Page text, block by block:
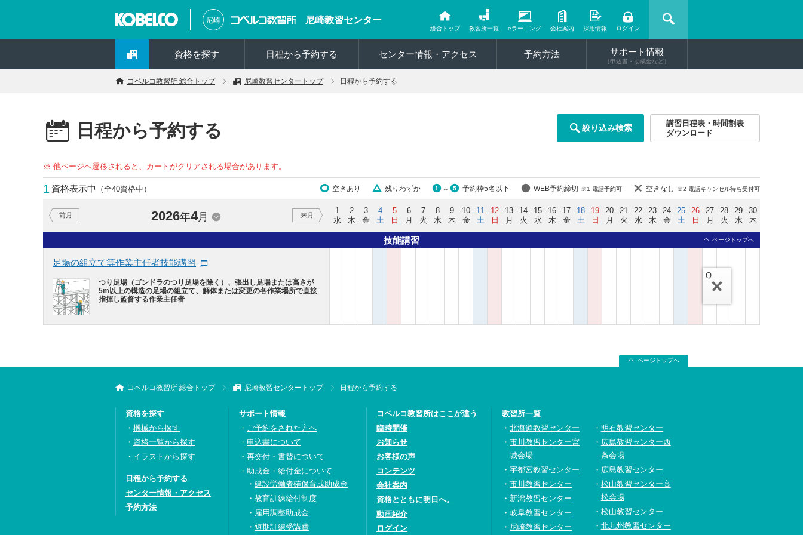
尼崎 尼崎教習センター
総合トップ 教習所一覧 eラーニング 会社案内 採用情報 ログイン
資格を探す 日程から予約する センター情報・アクセス 予約方法 サポート情報
（申込書・助成金など）
コベルコ教習所 総合トップ 尼崎教習センタートップ 日程から予約する
日程から予約する 絞り込み検索
講習日程表・時間割表
ダウンロード
※ 他ページへ遷移されると、カートがクリアされる場合があります。
1 資格表示中 （全40資格中） 空きあり 残りわずか 1 ～ 5 予約枠5名以下 WEB予約締切 ※1 電話予約可 空きなし ※2 電話キャンセル待ち受付可
前月 2026年4月 来月
1
水
2
木
3
金
4
土
5
日
6
月
7
火
8
水
9
木
10
金
11
土
12
日
13
月
14
火
15
水
16
木
17
金
18
土
19
日
20
月
21
火
22
水
23
木
24
金
25
土
26
日
27
月
28
火
29
水
30
木
技能講習 ページトップへ
足場の組立て等作業主任者技能講習
つり足場（ゴンドラのつり足場を除く）、張出し足場または高さが
5m以上の構造の足場の組立て、解体または変更の各作業場所で直接
指揮し監督する作業主任者
Q
ページトップへ
コベルコ教習所 総合トップ 尼崎教習センタートップ 日程から予約する
資格を探す
機械から探す
資格一覧から探す
イラストから探す
日程から予約する
センター情報・アクセス
予約方法
サポート情報
ご予約をされた方へ
申込書について
再交付・書替について
助成金・給付金について
建設労働者確保育成助成金
教育訓練給付制度
雇用調整助成金
短期訓練受講費
コベルコ教習所はここが違う
臨時開催
お知らせ
お客様の声
コンテンツ
会社案内
資格とともに明日へ。
動画紹介
ログイン
教習所一覧
北海道教習センター
市川教習センター宮
城会場
宇都宮教習センター
市川教習センター
新潟教習センター
岐阜教習センター
尼崎教習センター
明石教習センター
広島教習センター西
条会場
広島教習センター
松山教習センター高
松会場
松山教習センター
北九州教習センター